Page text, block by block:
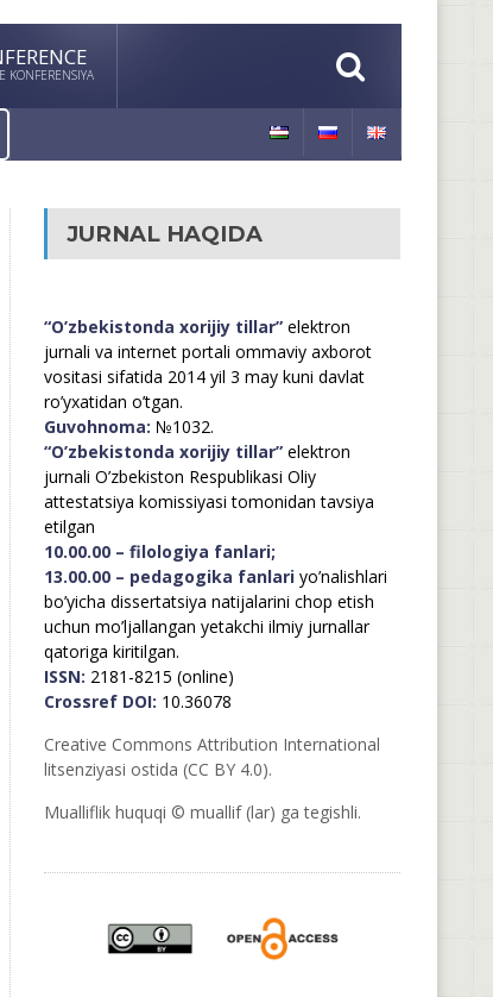
KONFERENSIYA
JURNAL HAQIDA
“O’zbekistonda xorijiy tillar”elektron
jurnali va internet portali ommaviy axborot
vositasi sifatida 2014 yil 3 may kuni davlat
ro’yxatidan o’tgan.
Guvohnoma: №1032.
“O’zbekistonda xorijiy tillar”elektron
jurnali O’zbekiston Respublikasi Oliy
attestatsiya komissiyasi tomonidan tavsiya
etilgan
10.00.00 – filologiya fanlari;
13.00.00 – pedagogika fanlariyo’nalishlari
bo’yicha dissertatsiya natijalarini chop etish
uchun mo’ljallangan yetakchi ilmiy jurnallar
qatoriga kiritilgan.
ISSN: 2181-8215 (online)
Crossref DOI: 10.36078
Creative Commons Attribution International
litsenziyasi ostida (CC BY 4.0).
Mualliflik huquqi © muallif (lar) ga tegishli.